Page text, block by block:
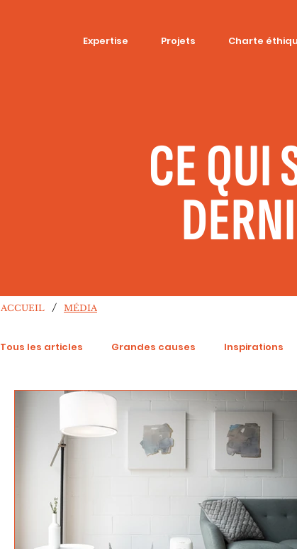
Expertise Projets Charte
CE QUI
ACCUEIL / MÉDIA
Tous les articles Grandes causes Inspirations
Mode Digital Réseaux sociaux
Revue créative YouTube Cinéma
localisation Beauté